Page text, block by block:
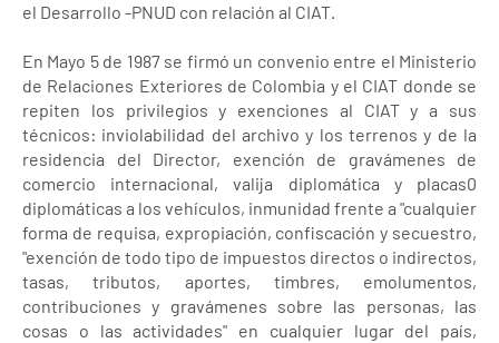
el Desarrollo -PNUD con relación al CIAT.
En Mayo 5 de 1987 se firmó un convenio entre el Ministerio
de Relaciones Exteriores de Colombia y el CIAT donde se
repiten los privilegios y exenciones al CIAT y a sus
técnicos: inviolabilidad del archivo y los terrenos y de la
residencia del Director, exención de gravámenes de
comercio internacional, valija diplomática y placas0
diplomáticas a los vehículos, inmunidad frente a "cualquier
forma de requisa, expropiación, confiscación y secuestro,
"exención de todo tipo de impuestos directos o indirectos,
tasas, tributos, aportes, timbres, emolumentos,
contribuciones y gravámenes sobre las personas, las
cosas o las actividades" en cualquier lugar del país,